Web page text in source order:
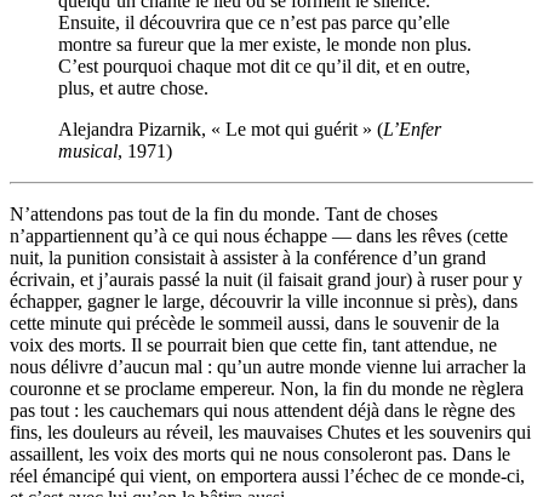
Ensuite, il découvrira que ce n’est pas parce qu’elle
montre sa fureur que la mer existe, le monde non plus.
C’est pourquoi chaque mot dit ce qu’il dit, et en outre,
plus, et autre chose.
Alejandra Pizarnik, « Le mot qui guérit » (L’Enfer
musical, 1971)
N’attendons pas tout de la fin du monde. Tant de choses
n’appartiennent qu’à ce qui nous échappe — dans les rêves (cette
nuit, la punition consistait à assister à la conférence d’un grand
écrivain, et j’aurais passé la nuit (il faisait grand jour) à ruser pour y
échapper, gagner le large, découvrir la ville inconnue si près), dans
cette minute qui précède le sommeil aussi, dans le souvenir de la
voix des morts. Il se pourrait bien que cette fin, tant attendue, ne
nous délivre d’aucun mal : qu’un autre monde vienne lui arracher la
couronne et se proclame empereur. Non, la fin du monde ne règlera
pas tout : les cauchemars qui nous attendent déjà dans le règne des
fins, les douleurs au réveil, les mauvaises Chutes et les souvenirs qui
assaillent, les voix des morts qui ne nous consoleront pas. Dans le
réel émancipé qui vient, on emportera aussi l’échec de ce monde-ci,